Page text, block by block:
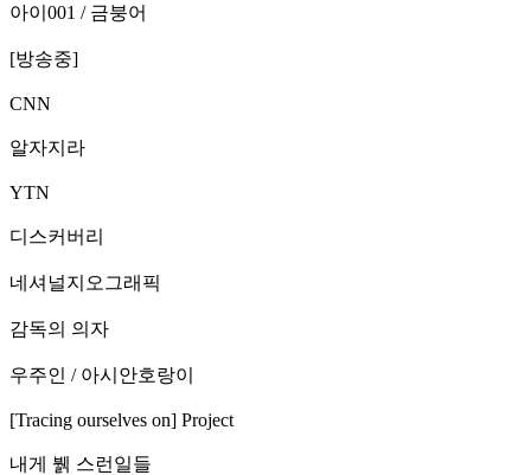
아이001 / 금붕어
[방송중]
CNN
알자지라
YTN
디스커버리
네셔널지오그래픽
감독의 의자
우주인 / 아시안호랑이
[Tracing ourselves on] Project
내게 뷁 스런일들